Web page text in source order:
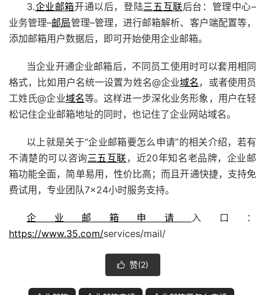
3.企业邮箱开通以后，登陆三五互联后台：管理中心–
业务管理–邮局管理–管理，进行邮箱解析、客户端配置等，
添加邮箱用户数据后，即可开始使用企业邮箱。
当企业开通企业邮箱后，不同员工使用时可以套用相同
格式，比如用户名统一设置为姓名@企业域名 ，或者使用员
工姓氏@企业域名等。这样进一步深化业务形象，用户在轻
松记住企业邮箱地址的同时，也记住了企业网站域名。
以上就是关于“企业邮箱要怎么申请”的相关介绍，若有
不清楚的可以咨询三五互联，近20年知名老品牌，企业邮
箱功能全面，简单易用，性价比高；而且开通快捷，支持免
费试用，专业团队7×24小时服务支持。
企业邮箱申请 入口：
https://www.35.com/services/mail/
 赞(2)